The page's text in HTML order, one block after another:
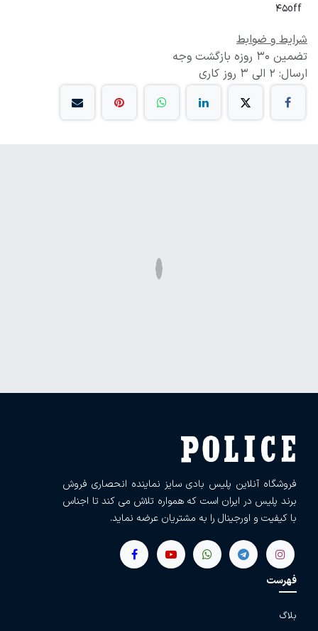
45off
شرایط و ضوابط
تضمین 30 روزه بازگشت وجه
ارسال: 2 الی 3 روز کاری
فروشگاه آنلاین پلیس بادی سایز نماینده انحصاری فروش
برند پلیس در ایران است که همواره تلاش می کند تا اجناس
با کیفیت و اورجینال را به مشتریان عرضه نماید.
فهرست
بلاگ